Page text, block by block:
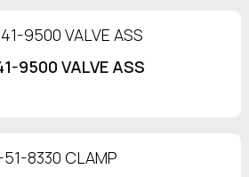
9500 VALVE ASS